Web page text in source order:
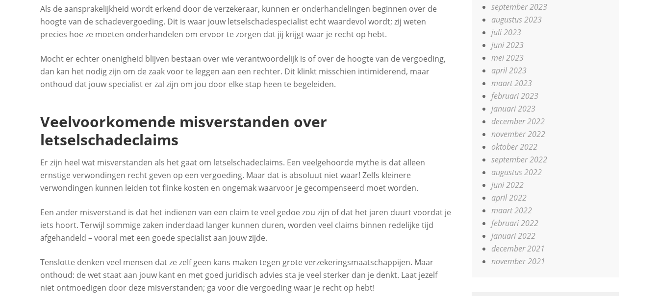
Als de aansprakelijkheid wordt erkend door de verzekeraar, kunnen er onderhandelingen beginnen over de
hoogte van de schadevergoeding. Dit is waar jouw letselschadespecialist echt waardevol wordt; zij weten
precies hoe ze moeten onderhandelen om ervoor te zorgen dat jij krijgt waar je recht op hebt.
Mocht er echter onenigheid blijven bestaan over wie verantwoordelijk is of over de hoogte van de vergoeding,
dan kan het nodig zijn om de zaak voor te leggen aan een rechter. Dit klinkt misschien intimiderend, maar
onthoud dat jouw specialist er zal zijn om jou door elke stap heen te begeleiden.
Veelvoorkomende misverstanden over
letselschadeclaims
Er zijn heel wat misverstanden als het gaat om letselschadeclaims. Een veelgehoorde mythe is dat alleen
ernstige verwondingen recht geven op een vergoeding. Maar dat is absoluut niet waar! Zelfs kleinere
verwondingen kunnen leiden tot flinke kosten en ongemak waarvoor je gecompenseerd moet worden.
Een ander misverstand is dat het indienen van een claim te veel gedoe zou zijn of dat het jaren duurt voordat je
iets hoort. Terwijl sommige zaken inderdaad langer kunnen duren, worden veel claims binnen redelijke tijd
afgehandeld – vooral met een goede specialist aan jouw zijde.
Tenslotte denken veel mensen dat ze zelf geen kans maken tegen grote verzekeringsmaatschappijen. Maar
onthoud: de wet staat aan jouw kant en met goed juridisch advies sta je veel sterker dan je denkt. Laat jezelf
niet ontmoedigen door deze misverstanden; ga voor die vergoeding waar je recht op hebt!
september 2023
augustus 2023
juli 2023
juni 2023
mei 2023
april 2023
maart 2023
februari 2023
januari 2023
december 2022
november 2022
oktober 2022
september 2022
augustus 2022
juni 2022
april 2022
maart 2022
februari 2022
januari 2022
december 2021
november 2021